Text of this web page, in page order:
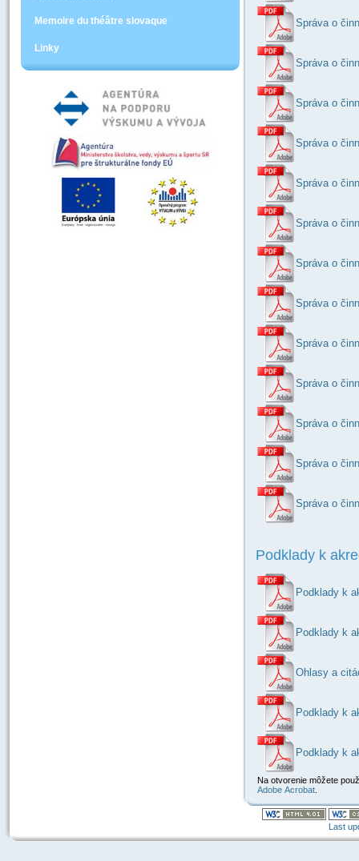
Memoire du théâtre slovaque
Linky
Správa o
Správa o
Správa o
Správa o
Správa o
Správa o
Správa o
Správa o
Správa o
Správa o
Správa o
Správa o
Správa o
Podklady k
Podklady k
Podklady k
Ohlasy a
Podklady k
Podklady k
Na otvorenie môžete
Adobe Acrobat
Last